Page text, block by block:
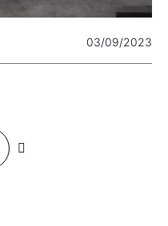
03/09/2023